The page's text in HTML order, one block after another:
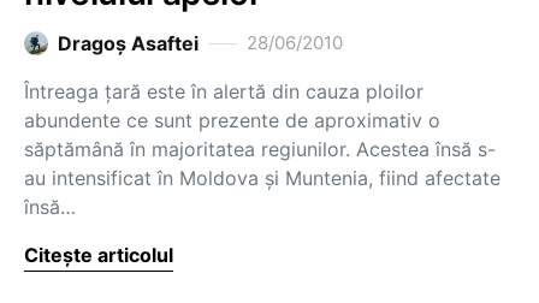
Dragoş Asaftei 28/06/2010
Întreaga ţară este în alertă din cauza ploilor
abundente ce sunt prezente de aproximativ o
săptămână în majoritatea regiunilor. Acestea însă s-
au intensificat în Moldova şi Muntenia, fiind afectate
însă…
Citește articolul